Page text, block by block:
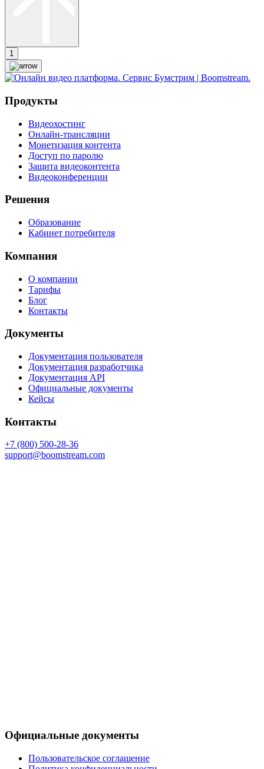
1
Продукты
Видеохостинг
Онлайн-трансляции
Монетизация контента
Доступ по паролю
Защита видеоконтента
Видеоконференции
Решения
Образование
Кабинет потребителя
Компания
О компании
Тарифы
Блог
Контакты
Документы
Документация пользователя
Документация разработчика
Документация API
Официальные документы
Кейсы
Контакты
+7 (800) 500-28-36
support@boomstream.com
Официальные документы
Пользовательское соглашение